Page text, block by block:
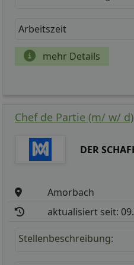
Arbeitszeit
mehr Details
Chef de Partie (m/ w/ d)
DER
Amorbach
aktualisiert seit:
Stellenbeschreibung: